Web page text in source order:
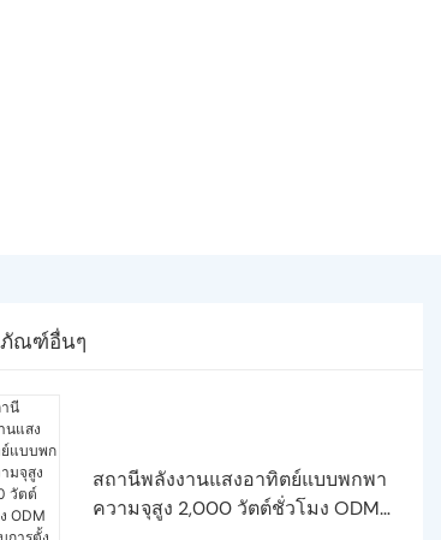
ณฑ์อื่นๆ
สถานีพลังงานแสงอาทิตย์แบบพกพา
ความจุสูง 2,000 วัตต์ชั่วโมง ODM